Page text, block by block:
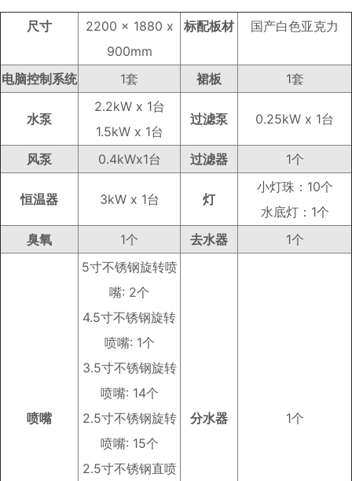
尺寸
2200 x 1880 x
900mm
标配板材 国产白色亚克力
电脑控制系统 1套 裙板 1套
水泵
2.2kW x 1台
1.5kW x 1台
过滤泵 0.25kW x 1台
风泵 0.4kWx1台 过滤器 1个
恒温器 3kW x 1台 灯
小灯珠：10个
水底灯：1个
臭氧
1个 去水器 1个
喷嘴
5寸不锈钢旋转喷
嘴: 2个
4.5寸不锈钢旋转
喷嘴: 1个
3.5寸不锈钢旋转
喷嘴: 14个
2.5寸不锈钢旋转
喷嘴: 15个
2.5寸不锈钢直喷
分水器 1个